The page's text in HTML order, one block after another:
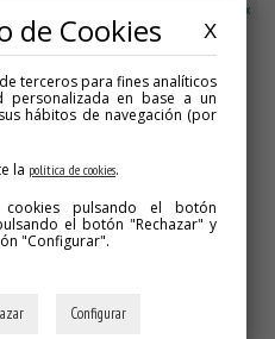
Mapbox
LLEGAR
X
de Cookies
terceros para fines analíticos
en base a un
hábitos de navegación (por
la política de cookies.
pulsando el botón
el botón "Rechazar" y
"Configurar".
Configurar